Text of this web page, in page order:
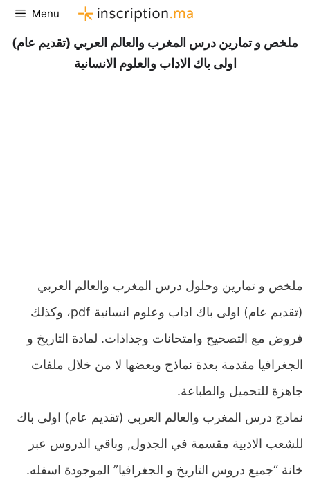
Aller
au
contenu
Menu
ملخص و تمارين درس المغرب والعالم العربي (تقديم عام)
اولى باك الاداب والعلوم الانسانية
ملخص و تمارين وحلول درس المغرب والعالم العربي
(تقديم عام) اولى باك اداب وعلوم انسانية pdf، وكذلك
فروض مع التصحيح وامتحانات وجذاذات. لمادة التاريخ و
الجغرافيا مقدمة بعدة نماذج وبعضها لا من خلال ملفات
جاهزة للتحميل والطباعة.
نماذج درس المغرب والعالم العربي (تقديم عام) اولى باك
للشعب الادبية مقسمة في الجدول, وباقي الدروس عبر
خانة “جميع دروس التاريخ و الجغرافيا” الموجودة اسفله.